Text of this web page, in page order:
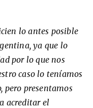
lo antes posible
ya que lo
por lo que nos
caso lo teníamos
pero presentamos
acreditar el